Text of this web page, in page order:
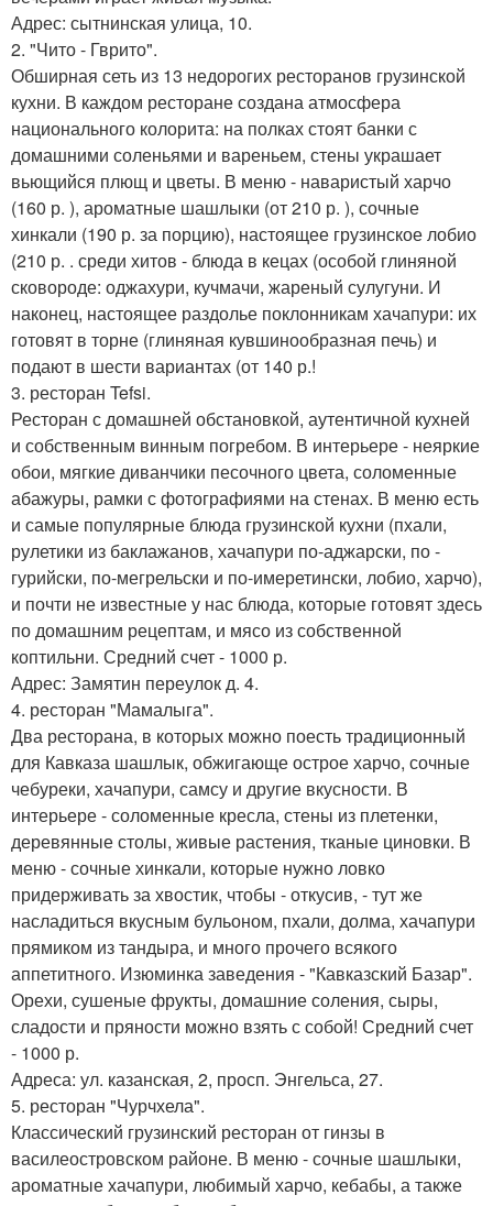
Адрес: сытнинская улица, 10.
2. "Чито - Гврито".
Обширная сеть из 13 недорогих ресторанов грузинской
кухни. В каждом ресторане создана атмосфера
национального колорита: на полках стоят банки с
домашними соленьями и вареньем, стены украшает
вьющийся плющ и цветы. В меню - наваристый харчо
(160 р. ), ароматные шашлыки (от 210 р. ), сочные
хинкали (190 р. за порцию), настоящее грузинское лобио
(210 р. . среди хитов - блюда в кецах (особой глиняной
сковороде: оджахури, кучмачи, жареный сулугуни. И
наконец, настоящее раздолье поклонникам хачапури: их
готовят в торне (глиняная кувшинообразная печь) и
подают в шести вариантах (от 140 р.!
3. ресторан Tefsi.
Ресторан с домашней обстановкой, аутентичной кухней
и собственным винным погребом. В интерьере - неяркие
обои, мягкие диванчики песочного цвета, соломенные
абажуры, рамки с фотографиями на стенах. В меню есть
и самые популярные блюда грузинской кухни (пхали,
рулетики из баклажанов, хачапури по-аджарски, по -
гурийски, по-мегрельски и по-имеретински, лобио, харчо),
и почти не известные у нас блюда, которые готовят здесь
по домашним рецептам, и мясо из собственной
коптильни. Средний счет - 1000 р.
Адрес: Замятин переулок д. 4.
4. ресторан "Мамалыга".
Два ресторана, в которых можно поесть традиционный
для Кавказа шашлык, обжигающе острое харчо, сочные
чебуреки, хачапури, самсу и другие вкусности. В
интерьере - соломенные кресла, стены из плетенки,
деревянные столы, живые растения, тканые циновки. В
меню - сочные хинкали, которые нужно ловко
придерживать за хвостик, чтобы - откусив, - тут же
насладиться вкусным бульоном, пхали, долма, хачапури
прямиком из тандыра, и много прочего всякого
аппетитного. Изюминка заведения - "Кавказский Базар".
Орехи, сушеные фрукты, домашние соления, сыры,
сладости и пряности можно взять с собой! Средний счет
- 1000 р.
Адреса: ул. казанская, 2, просп. Энгельса, 27.
5. ресторан "Чурчхела".
Классический грузинский ресторан от гинзы в
василеостровском районе. В меню - сочные шашлыки,
ароматные хачапури, любимый харчо, кебабы, а также